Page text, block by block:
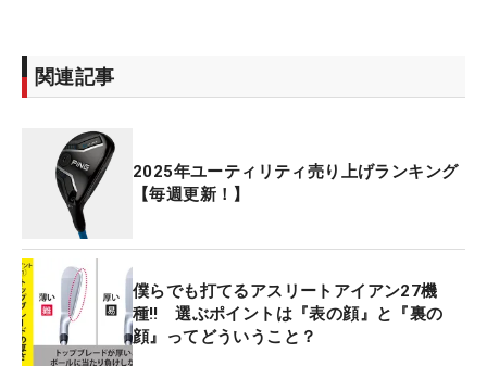
関連記事
2025年ユーティリティ売り上げランキング
【毎週更新！】
僕らでも打てるアスリートアイアン27機
種‼ 選ぶポイントは『表の顔』と『裏の
顔』ってどういうこと？